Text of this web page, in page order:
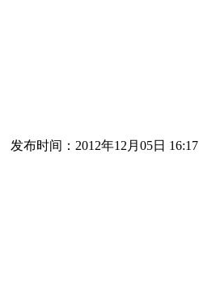
发布时间：2012年12月05日 16:17